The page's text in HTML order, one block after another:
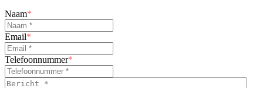
Naam*
Email*
Telefoonnummer*
Bericht